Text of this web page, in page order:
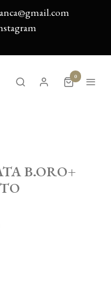
0
B.ORO+